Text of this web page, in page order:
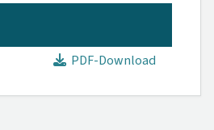
PDF-Download